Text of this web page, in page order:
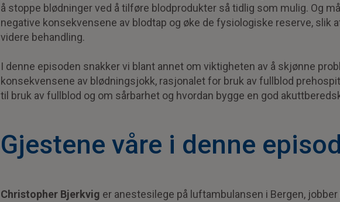
å stoppe blødninger ved å tilføre blodprodukter så tidlig som mulig. Og
negative konsekvensene av blodtap og øke de fysiologiske reserve, slik
videre behandling.
I denne episoden snakker vi blant annet om viktigheten av å skjønne
konsekvensene av blødningsjokk, rasjonalet for bruk av fullblod
til bruk av fullblod og om sårbarhet og hvordan bygge en god
Gjestene våre i denne
Christopher Bjerkvig er anestesilege på luftambulansen i Bergen,